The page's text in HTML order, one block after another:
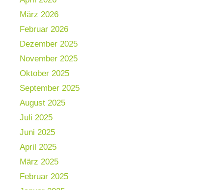
März 2026
Februar 2026
Dezember 2025
November 2025
Oktober 2025
September 2025
August 2025
Juli 2025
Juni 2025
April 2025
März 2025
Februar 2025